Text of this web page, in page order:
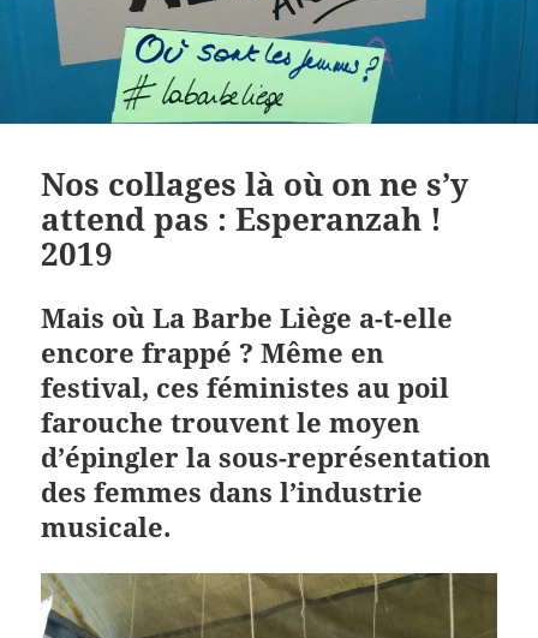
Nos collages là où on ne s’y
attend pas : Esperanzah !
2019
Mais où La Barbe Liège a-t-elle
encore frappé ? Même en
festival, ces féministes au poil
farouche trouvent le moyen
d’épingler la sous-représentation
des femmes dans l’industrie
musicale.